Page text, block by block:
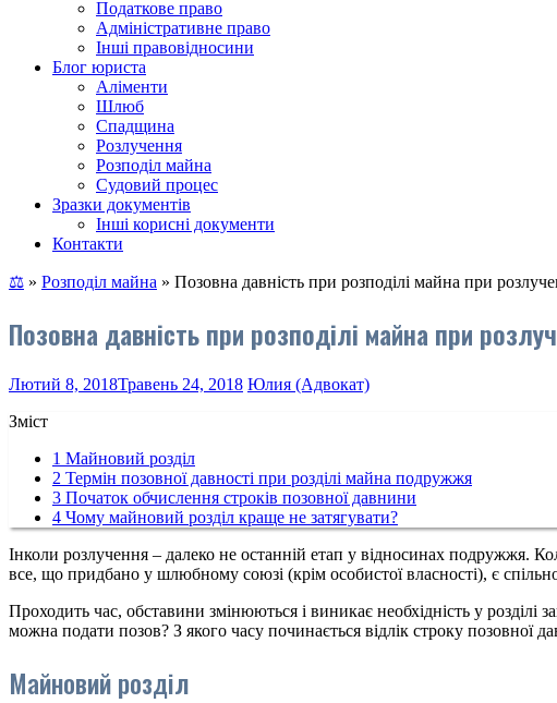
Податкове право
Адміністративне право
Інші правовідносини
Блог юриста
Аліменти
Шлюб
Спадщина
Розлучення
Розподіл майна
Судовий процес
Зразки документів
Інші корисні документи
Контакти
⚖ » Розподіл майна » Позовна давність при розподілі майна при
Позовна давність при розподілі майна при
Лютий 8, 2018Травень 24, 2018 Юлия (Адвокат)
Зміст
1 Майновий розділ
2 Термін позовної давності при розділі майна подружжя
3 Початок обчислення строків позовної давнини
4 Чому майновий розділ краще не затягувати?
Інколи розлучення – далеко не останній етап у відносинах подружжя.
все, що придбано у шлюбному союзі (крім особистої власності), є
Проходить час, обставини змінюються і виникає необхідність у розділі
можна подати позов? З якого часу починається відлік строку позовної
Майновий розділ